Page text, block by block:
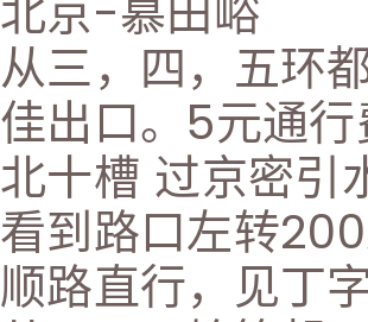
北京-慕田峪
从三，四，五环
佳出口。5元通
北十槽 过京密引
看到路口左转
顺路直行，见丁